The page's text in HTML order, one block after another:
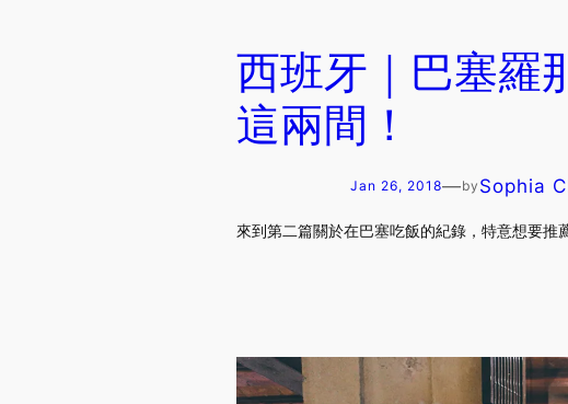
西班牙｜巴塞羅
這兩間！
Jan 26, 2018—by Sophia
來到第二篇關於在巴塞吃飯的紀錄，特意想要推